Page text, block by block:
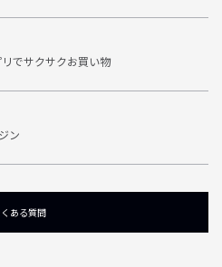
でサクサクお買い物
ン
くある質問